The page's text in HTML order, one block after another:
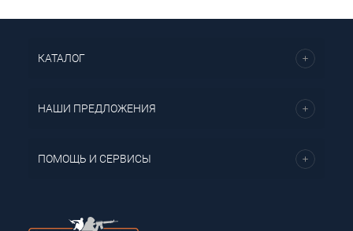
КАТАЛОГ
НАШИ ПРЕДЛОЖЕНИЯ
ПОМОЩЬ И СЕРВИСЫ